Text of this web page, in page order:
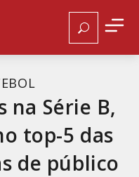
na Série B,
top-5 das
de público